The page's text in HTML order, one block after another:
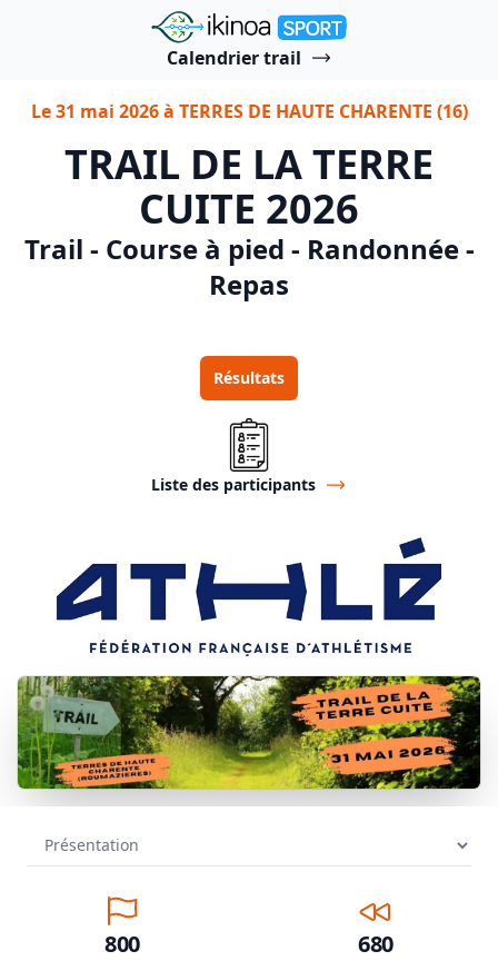
"Ikinoa Sport"
Calendrier trail
Le 31 mai 2026 à TERRES DE HAUTE CHARENTE (16)
TRAIL DE LA TERRE
CUITE 2026
Trail - Course à pied - Randonnée -
Repas
Résultats
Liste des participants
800 680